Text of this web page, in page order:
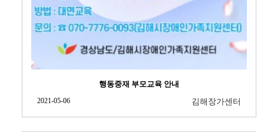
행동중재 부모교육 안내
2021-05-06 김해장가센터